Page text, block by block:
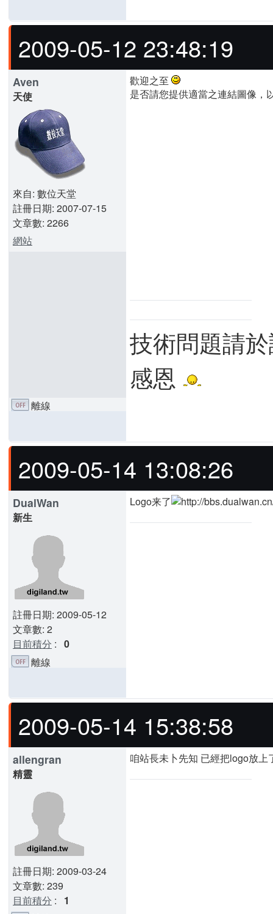
2009-05-12 23:48:19
Aven
天使
來自: 數位天堂
註冊日期: 2007-07-15
文章數: 2266
網站
歡迎之至
是否請您提供適當之連結圖像，
技術問題請
感恩
離線
2009-05-14 13:08:26
DualWan
新生
註冊日期: 2009-05-12
文章數: 2
目前積分 : 0
Logo来了
離線
2009-05-14 15:38:58
allengran
精靈
註冊日期: 2009-03-24
文章數: 239
目前積分 : 1
咱站長未卜先知 已經把logo放